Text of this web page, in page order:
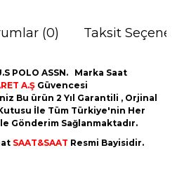
(0) Taksit
POLO ASSN. Marka Saat
A.Ş Güvencesi
Bu ürün 2 Yıl Garantili , Orjinal
İle Tüm Türkiye'nin Her
Gönderim Sağlanmaktadır.
SAAT&SAAT Resmi Bayisidir.